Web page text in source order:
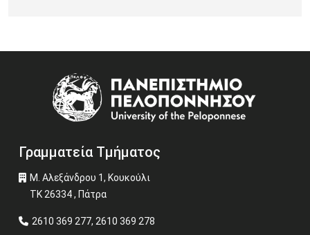
Γραμματεία Τμήματος
Μ. Αλεξάνδρου 1, Κουκούλι
ΤΚ 26334 , Πάτρα
2610 369 277, 2610 369 278